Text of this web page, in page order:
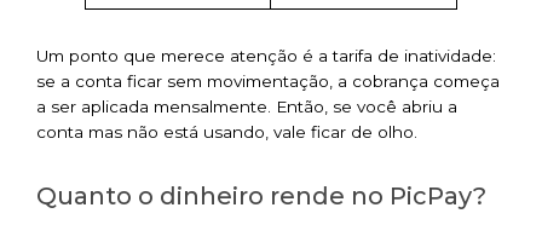
Um ponto que merece atenção é a tarifa de inatividade:
se a conta ficar sem movimentação, a cobrança começa
a ser aplicada mensalmente. Então, se você abriu a
conta mas não está usando, vale ficar de olho.
Quanto o dinheiro rende no PicPay?